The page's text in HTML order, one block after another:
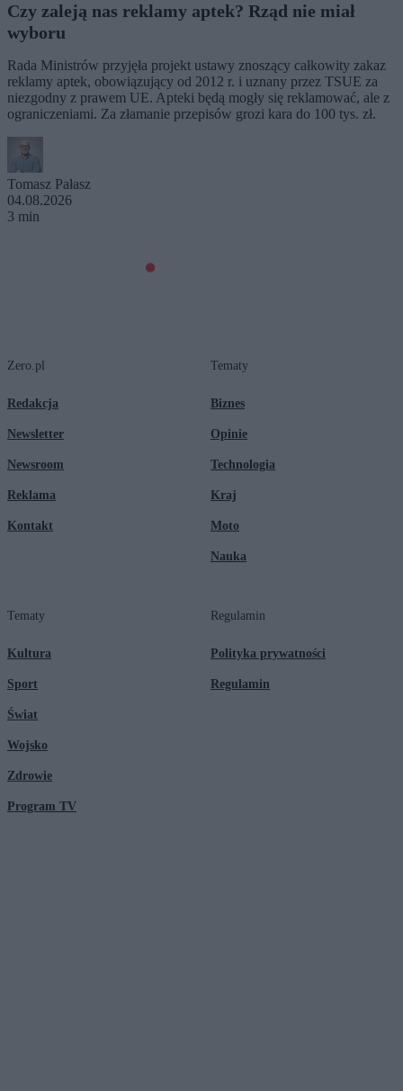
Czy zaleją nas reklamy aptek? Rząd nie miał
wyboru
Rada Ministrów przyjęła projekt ustawy znoszący całkowity zakaz
reklamy aptek, obowiązujący od 2012 r. i uznany przez TSUE za
niezgodny z prawem UE. Apteki będą mogły się reklamować, ale z
ograniczeniami. Za złamanie przepisów grozi kara do 100 tys. zł.
Tomasz Pałasz
04.08.2026
3 min
Zero.pl
Redakcja
Newsletter
Newsroom
Reklama
Kontakt
Tematy
Biznes
Opinie
Technologia
Kraj
Moto
Nauka
Tematy
Kultura
Sport
Świat
Wojsko
Zdrowie
Program TV
Regulamin
Polityka prywatności
Regulamin